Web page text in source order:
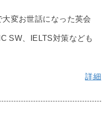
変お世話になった英会
SW、IELTS対策なども
詳細